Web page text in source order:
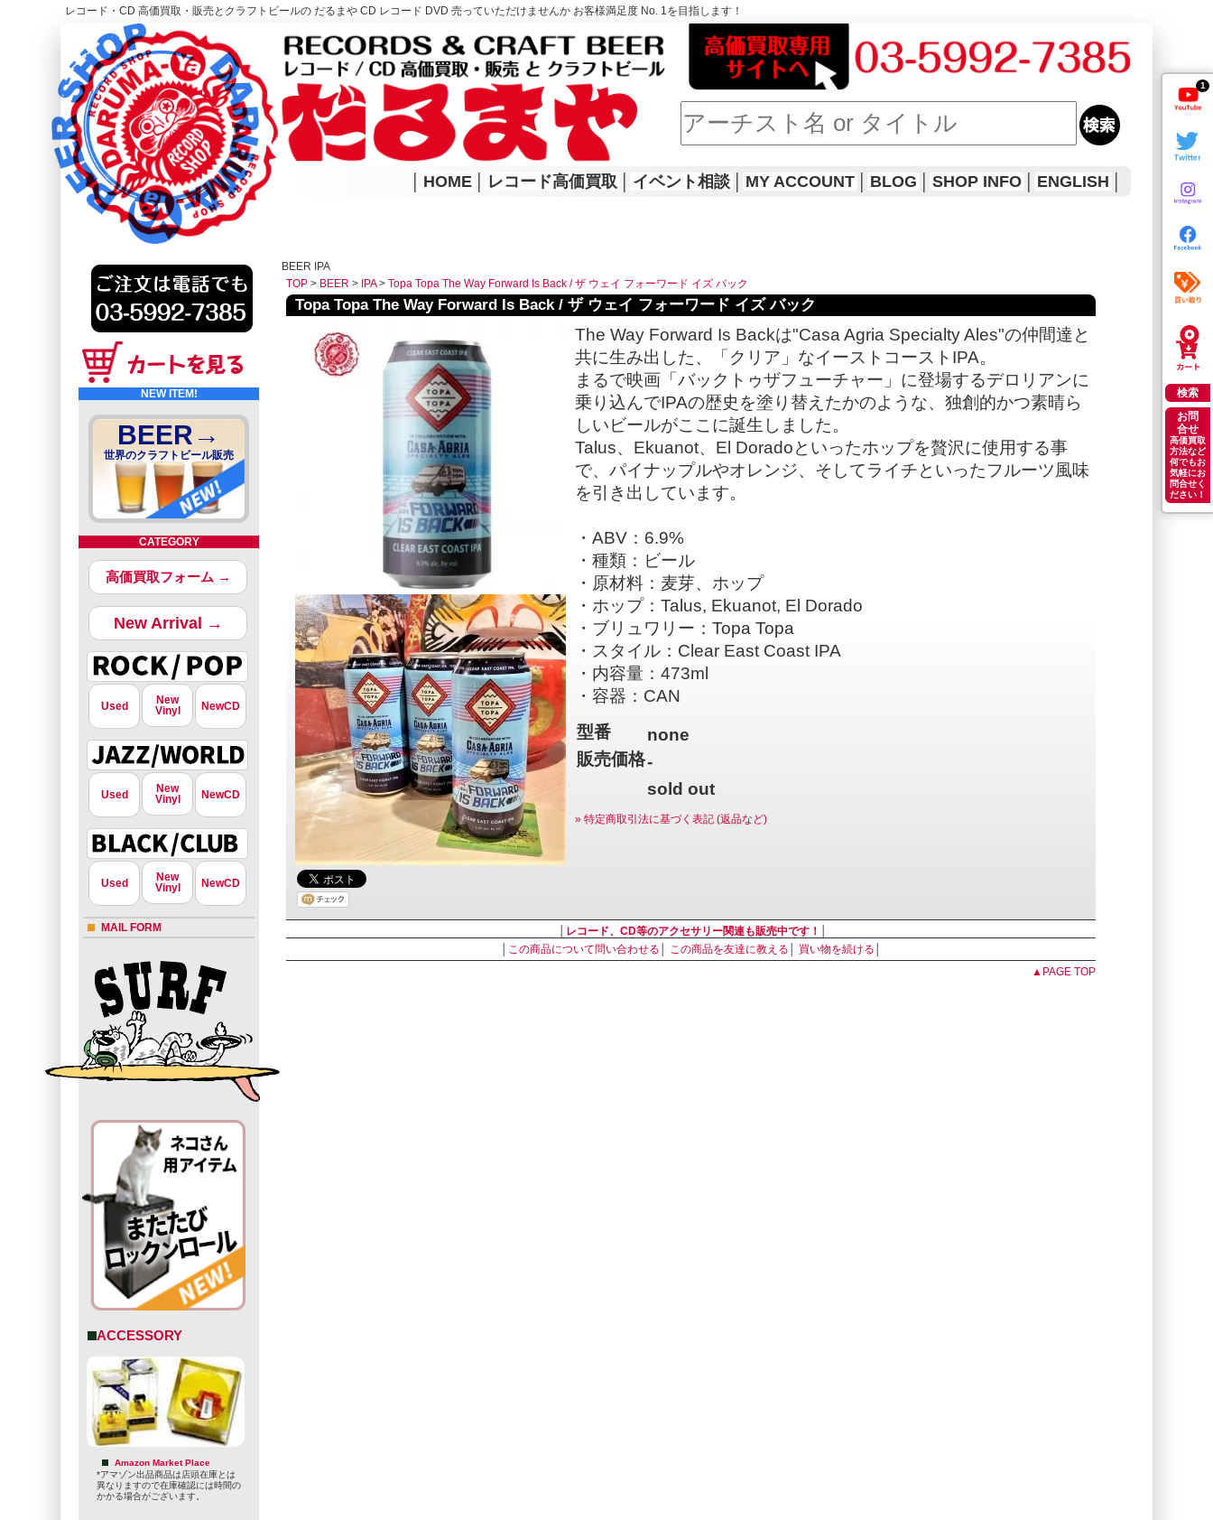
レコード・CD 高価買取・販売とクラフトビールの だるまや CD レコード DVD 売っていただけませんか お客様満足度 No. 1を目指します！
1
検索
お問
合せ
高価買取
方法など
何でもお
気軽にお
問合せく
ださい！
レコード高価買取はこちら
HOME
HOME レコード高価買取 イベント相談 MY ACCOUNT BLOG SHOP INFO ENGLISH
NEW ITEM!
BEER→
世界のクラフトビール販売
CATEGORY
高価買取フォーム →
New Arrival →
Used
New
Vinyl
NewCD
Used
New
Vinyl
NewCD
Used
New
Vinyl
NewCD
MAIL FORM
ACCESSORY
Amazon Market Place
*アマゾン出品商品は店頭在庫とは
異なりますので在庫確認には時間の
かかる場合がございます。
BEER IPA
TOP > BEER > IPA> Topa Topa The Way Forward Is Back / ザ ウェイ フォーワード イズ バック
Topa Topa The Way Forward Is Back / ザ ウェイ フォーワード イズ バック
The Way Forward Is Backは"Casa Agria Specialty Ales"の仲間達と
共に生み出した、「クリア」なイーストコーストIPA。
まるで映画「バックトゥザフューチャー」に登場するデロリアンに
乗り込んでIPAの歴史を塗り替えたかのような、独創的かつ素晴ら
しいビールがここに誕生しました。
Talus、Ekuanot、El Doradoといったホップを贅沢に使用する事
で、パイナップルやオレンジ、そしてライチといったフルーツ風味
を引き出しています。
・ABV：6.9%
・種類：ビール
・原材料：麦芽、ホップ
・ホップ：Talus, Ekuanot, El Dorado
・ブリュワリー：Topa Topa
・スタイル：Clear East Coast IPA
・内容量：473ml
・容器：CAN
型番
none
販売価格-
sold out
» 特定商取引法に基づく表記 (返品など)
レコード、CD等のアクセサリー関連も販売中です！
この商品について問い合わせる この商品を友達に教える 買い物を続ける
▲PAGE TOP